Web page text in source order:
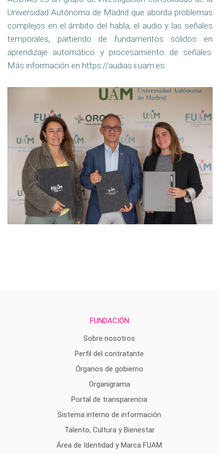
Universidad Autónoma de Madrid que aborda problemas
complejos en el ámbito del habla, el audio y las señales
temporales, partiendo de fundamentos sólidos en
aprendizaje automático y procesamiento de señales.
Más información en https://audias.ii.uam.es
FUNDACIÓN
Sobre nosotros
Perfil del contratante
Órganos de gobierno
Organigrama
Portal de transparencia
Sistema interno de información
Talento, Cultura y Bienestar
Área de Identidad y Marca FUAM